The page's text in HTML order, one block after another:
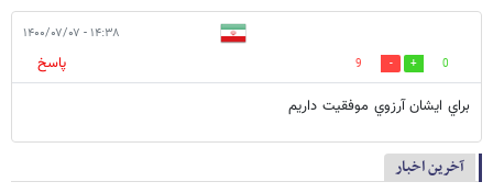
۱۴:۳۸ - ۱۴۰۰/۰۷/۰۷
0
9
پاسخ
براي ايشان آرزوي موفقيت داريم
آخرین اخبار